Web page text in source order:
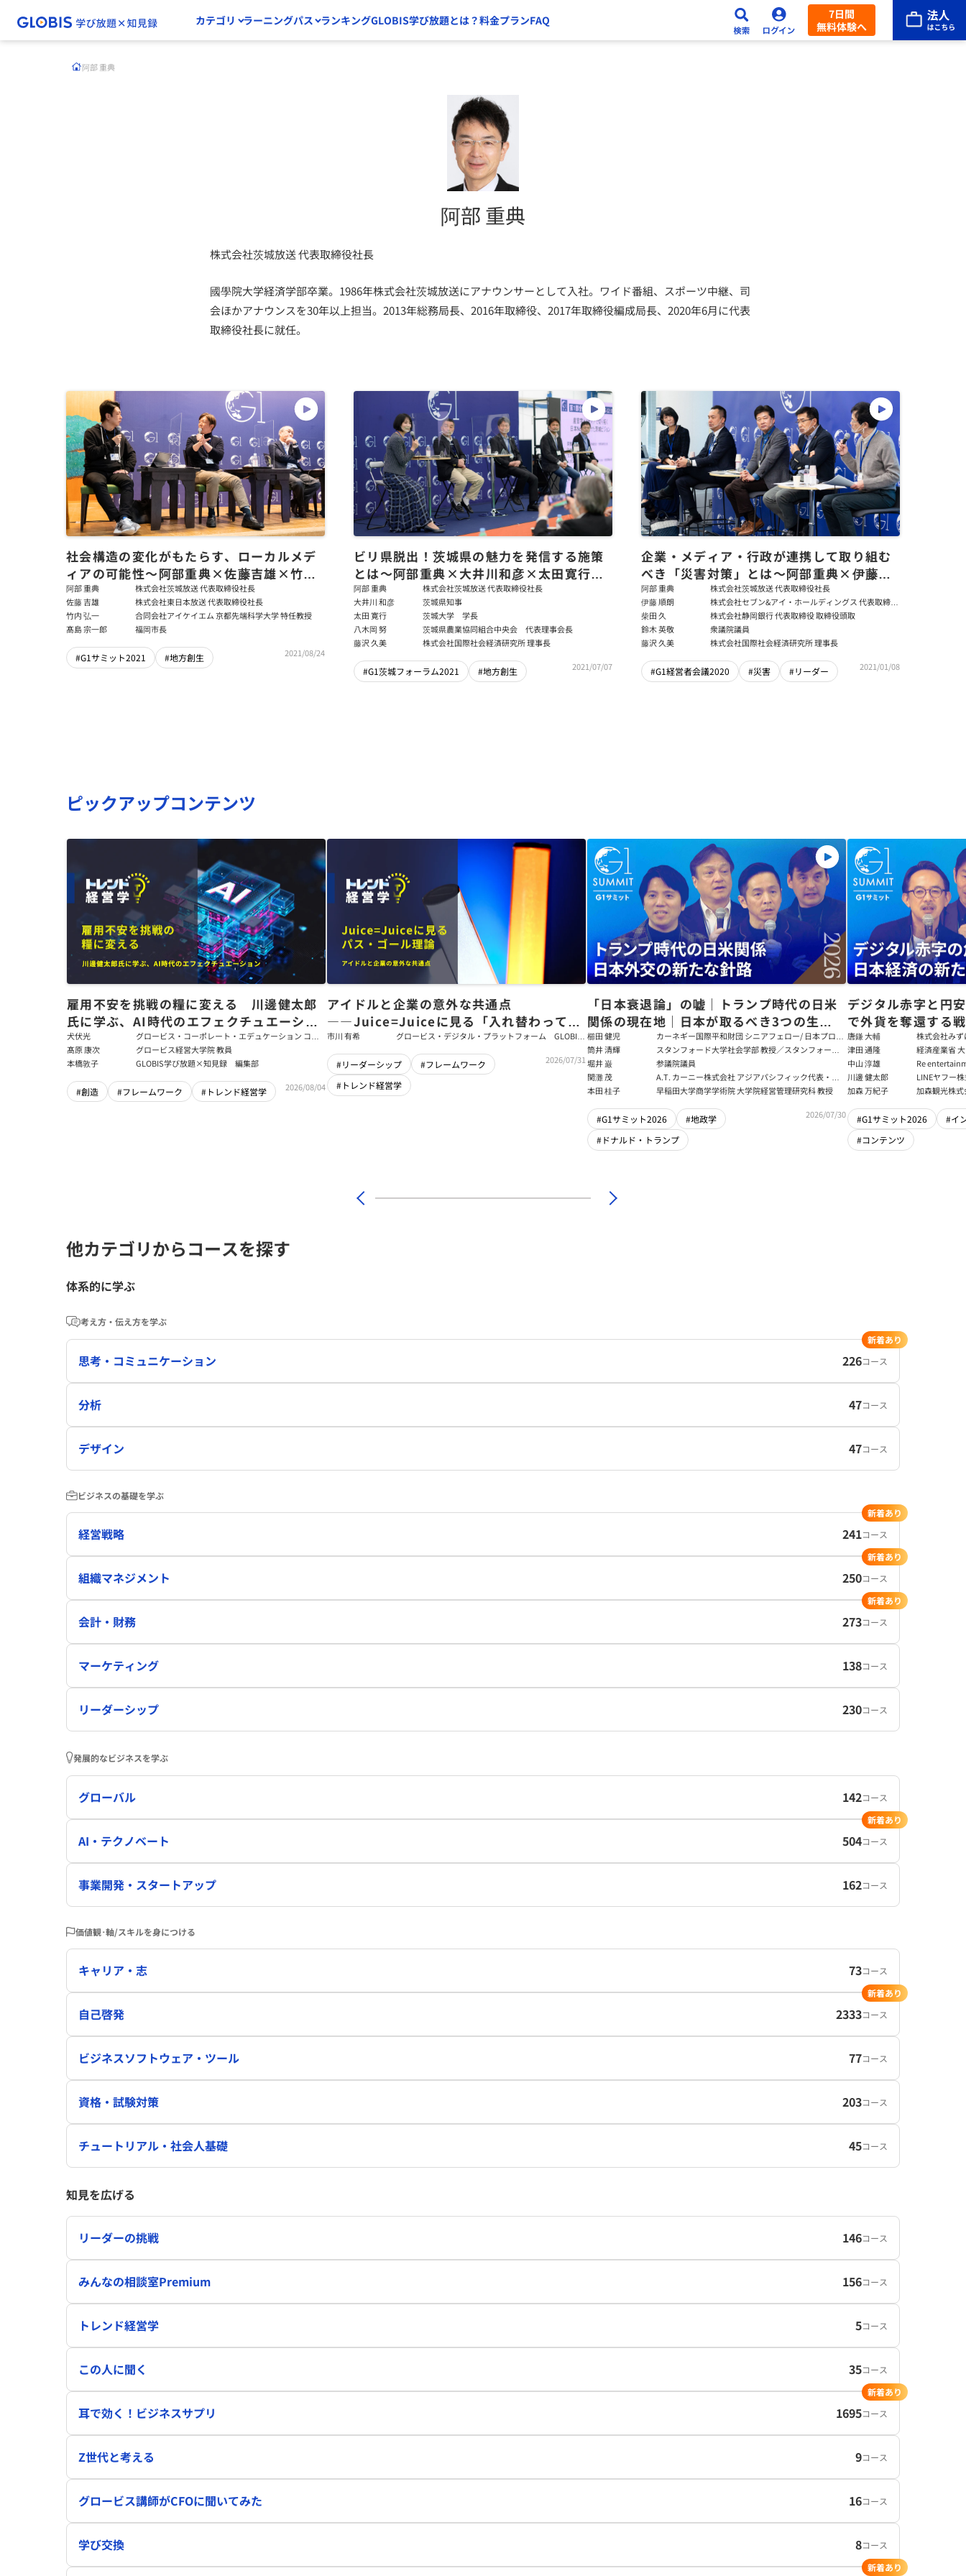
カテゴリ ラーニングパス ランキングGLOBIS学び放題とは？料金プランFAQ
7日間
無料体験へ
阿部 重典
阿部 重典
株式会社茨城放送 代表取締役社長
國學院大学経済学部卒業。1986年株式会社茨城放送にアナウンサーとして入社。ワイド番組、スポーツ中継、司
会ほかアナウンスを30年以上担当。2013年総務局長、2016年取締役、2017年取締役編成局長、2020年6月に代表
取締役社長に就任。
社会構造の変化がもたらす、ローカルメデ
ィアの可能性〜阿部重典×佐藤吉雄×竹内
弘一×_島宗一郎
阿部 重典
株式会社茨城放送 代表取締役社長
佐藤 吉雄
株式会社東日本放送 代表取締役社長
竹内 弘一
合同会社アイケイエム 京都先端科学大学 特任教授
髙島 宗一郎
福岡市長
#G1サミット2021 #地方創生 2021/08/24
ビリ県脱出！茨城県の魅力を発信する施策
とは～阿部重典×大井川和彦×太田寛行×
八木岡努×藤沢久美
阿部 重典
株式会社茨城放送 代表取締役社長
大井川 和彦
茨城県知事
太田 寛行
茨城大学 学長
八木岡 努
茨城県農業協同組合中央会 代表理事会長
藤沢 久美
株式会社国際社会経済研究所 理事長
#G1茨城フォーラム2021 #地方創生 2021/07/07
企業・メディア・行政が連携して取り組む
べき「災害対策」とは～阿部重典×伊藤順
朗×柴田久×鈴木英敬×藤沢久美
阿部 重典
株式会社茨城放送 代表取締役社長
伊藤 順朗
株式会社セブン&アイ・ホールディングス 代表取締役
副社長 スーパーストア事業管掌 兼 最高サステナビ
リティ責任者 兼 最高管理責任者
柴田 久
株式会社静岡銀行 代表取締役 取締役頭取
鈴木 英敬
衆議院議員
藤沢 久美
株式会社国際社会経済研究所 理事長
#G1経営者会議2020 #災害 #リーダー 2021/01/08
ピックアップコンテンツ
雇用不安を挑戦の糧に変える 川邊健太郎
氏に学ぶ、AI時代のエフェクチュエーショ
ン
犬伏光
グロービス・コーポレート・エデュケーション コー
ポレート・ソリューション・チーム コンサルタント
髙原 康次
グロービス経営大学院 教員
本橋敦子
GLOBIS学び放題×知見録 編集部
#創造 #フレームワーク #トレンド経営学 2026/08/04
アイドルと企業の意外な共通点
――Juice=Juiceに見る「入れ替わっても
強いチーム」をつくるパス・ゴール理論
市川 有希
グロービス・デジタル・プラットフォーム GLOBIS
#リーダーシップ
#フレームワーク
#トレンド経営学
2026/07/31
「日本衰退論」の嘘｜トランプ時代の日米
関係の現在地｜日本が取るべき3つの生存
戦略【櫛田健児×関灘茂×堀井巌×筒井清
輝】
櫛田 健児
カーネギー国際平和財団 シニアフェロー/ 日本プログ
ラムディレクター
筒井 清輝
スタンフォード大学社会学部 教授／スタンフォード
大学アジア太平洋研究センター 所長／東京財団 名誉
フェロー
堀井 巌
参議院議員
関灘 茂
A.T. カーニー株式会社 アジアパシフィック代表・日
本法人会長
本田 桂子 早稲田大学商学学術院 大学院経営管理研究科 教授
#G1サミット2026
#地政学
#ドナルド・トランプ
2026/07/30
デジタル赤字と円
で外貨を奪還する
る真の条件
唐鎌 大輔
株式会社み
ト
津田 通隆
経済産業省
デジタル経
報処理推進
センター 情
任者
中山 淳雄
Re
講師／Plott
川邊 健太郎
LINEヤフー
加森 万紀子
加森観光株式
#G1サミット2026
#イ
#コンテンツ
他カテゴリからコースを探す
体系的に学ぶ
考え方・伝え方を学ぶ
思考・コミュニケーション 226コース
新着あり
分析 47コース
デザイン 47コース
ビジネスの基礎を学ぶ
経営戦略 241コース
新着あり
組織マネジメント 250コース
新着あり
会計・財務 273コース
新着あり
マーケティング 138コース
リーダーシップ 230コース
発展的なビジネスを学ぶ
グローバル 142コース
AI・テクノベート 504コース
新着あり
事業開発・スタートアップ 162コース
価値観･軸/スキルを身につける
キャリア・志 73コース
自己啓発 2333コース
新着あり
ビジネスソフトウェア・ツール 77コース
資格・試験対策 203コース
チュートリアル・社会人基礎 45コース
知見を広げる
リーダーの挑戦 146コース
みんなの相談室Premium 156コース
トレンド経営学 5コース
この人に聞く 35コース
耳で効く！ビジネスサプリ 1695コース
新着あり
Z世代と考える 9コース
グロービス講師がCFOに聞いてみた 16コース
学び交換 8コース
新着あり